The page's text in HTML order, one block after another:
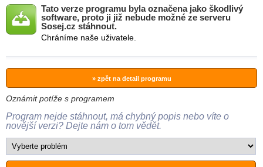
Tato verze programu byla označena jako škodlivý
software, proto ji již nebude možné ze serveru
Sosej.cz stáhnout.
Chráníme naše uživatele.
» zpět na detail programu
Oznámit potíže s programem
Program nejde stáhnout, má chybný popis nebo víte o
novější verzi? Dejte nám o tom vědět.